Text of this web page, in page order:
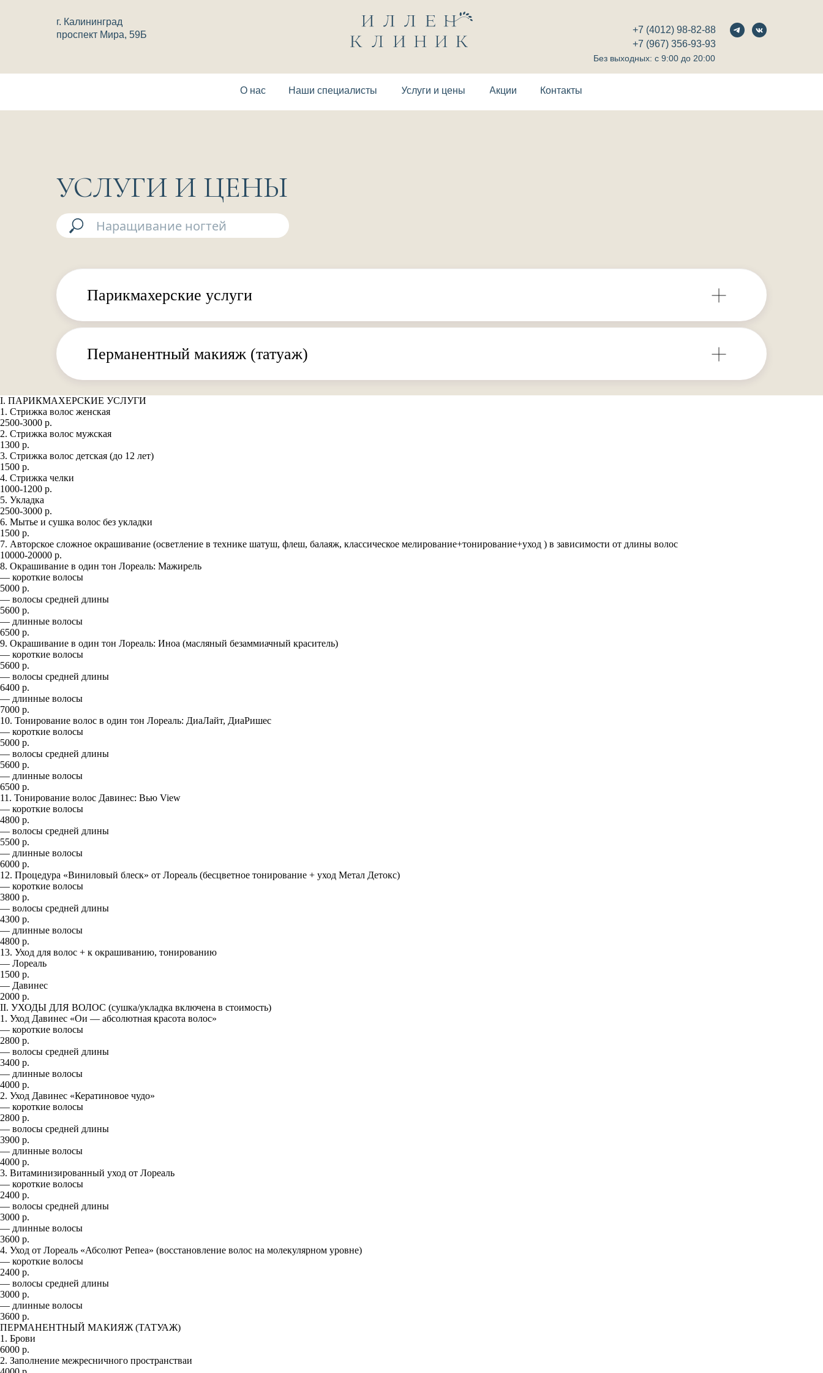
г. Калининград
+7 (4012) 98-82-88
О нас Наши специалисты Услуги и цены Акции Контакты
проспект Мира, 59Б
+7 (967) 356-93-93
Без выходных: с 9:00 до 20:00
УСЛУГИ И ЦЕНЫ
Парикмахерские услуги
Перманентный макияж (татуаж)
I. ПАРИКМАХЕРСКИЕ УСЛУГИ
1. Стрижка волос женская
2500-3000 р.
2. Стрижка волос мужская
1300 р.
3. Стрижка волос детская (до 12 лет)
1500 р.
4. Стрижка челки
1000-1200 р.
5. Укладка
2500-3000 р.
6. Мытье и сушка волос без укладки
1500 р.
7. Авторское сложное окрашивание (осветление в технике шатуш, флеш, балаяж, классическое мелирование+тонирование+уход ) в зависимости от длины волос
10000-20000 р.
8. Окрашивание в один тон Лореаль: Мажирель
— короткие волосы
5000 р.
— волосы средней длины
5600 р.
— длинные волосы
6500 р.
9. Окрашивание в один тон Лореаль: Иноа (масляный безаммиачный краситель)
— короткие волосы
5600 р.
— волосы средней длины
6400 р.
— длинные волосы
7000 р.
10. Тонирование волос в один тон Лореаль: ДиаЛайт, ДиаРишес
— короткие волосы
5000 р.
— волосы средней длины
5600 р.
— длинные волосы
6500 р.
11. Тонирование волос Давинес: Вью View
— короткие волосы
4800 р.
— волосы средней длины
5500 р.
— длинные волосы
6000 р.
12. Процедура «Виниловый блеск» от Лореаль (бесцветное тонирование + уход Метал Детокс)
— короткие волосы
3800 р.
— волосы средней длины
4300 р.
— длинные волосы
4800 р.
13. Уход для волос + к окрашиванию, тонированию
— Лореаль
1500 р.
— Давинес
2000 р.
II. УХОДЫ ДЛЯ ВОЛОС (сушка/укладка включена в стоимость)
1. Уход Давинес «Ои — абсолютная красота волос»
— короткие волосы
2800 р.
— волосы средней длины
3400 р.
— длинные волосы
4000 р.
2. Уход Давинес «Кератиновое чудо»
— короткие волосы
2800 р.
— волосы средней длины
3900 р.
— длинные волосы
4000 р.
3. Витаминизированный уход от Лореаль
— короткие волосы
2400 р.
— волосы средней длины
3000 р.
— длинные волосы
3600 р.
4. Уход от Лореаль «Абсолют Репеа» (восстановление волос на молекулярном уровне)
— короткие волосы
2400 р.
— волосы средней длины
3000 р.
— длинные волосы
3600 р.
ПЕРМАНЕНТНЫЙ МАКИЯЖ (ТАТУАЖ)
1. Брови
6000 р.
2. Заполнение межресничного пространстваи